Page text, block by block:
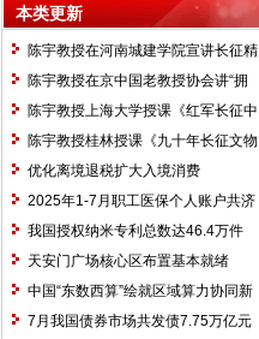
本类更新
陈宇教授在河南城建学院宣讲长征精
神及红25军长征史
陈宇教授在京中国老教授协会讲“拥
抱中华新文明”
陈宇教授上海大学授课《红军长征中
的黄埔师生》
陈宇教授桂林授课《九十年长征文物
鉴赏》
优化离境退税扩大入境消费
2025年1-7月职工医保个人账户共济
2.31亿人次 共济金额304.57亿元
我国授权纳米专利总数达46.4万件
天安门广场核心区布置基本就绪
中国“东数西算”绘就区域算力协同新
图景
7月我国债券市场共发债7.75万亿元